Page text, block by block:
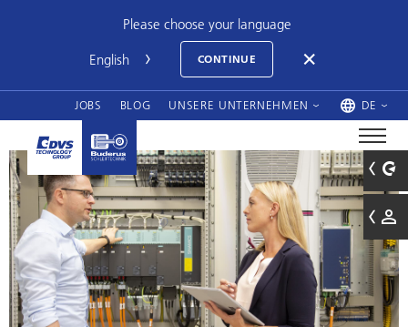
Please choose your language
CONTINUE
JOBS BLOG UNSERE UNTERNEHMEN DE